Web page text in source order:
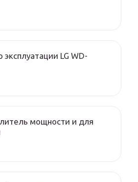
эксплуатации LG WD-
мощности и для